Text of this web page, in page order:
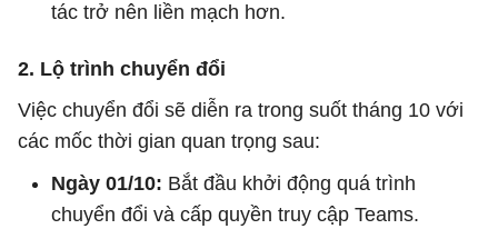
tác trở nên liền mạch hơn.
2. Lộ trình chuyển đổi
Việc chuyển đổi sẽ diễn ra trong suốt tháng 10 với
các mốc thời gian quan trọng sau:
Ngày 01/10: Bắt đầu khởi động quá trình
chuyển đổi và cấp quyền truy cập Teams.